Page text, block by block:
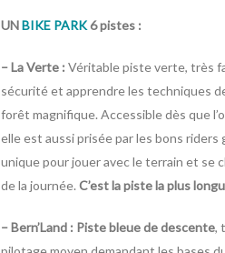
UNBIKE PARK6 pistes :
– La Verte : Véritable piste verte, très
sécurité et apprendre les techniques
forêt magnifique. Accessible dès que
elle est aussi prisée par les bons riders
unique pour jouer avec le terrain et se
de la journée. C’est la piste la plus
– Bern’Land : Piste bleue de descente,